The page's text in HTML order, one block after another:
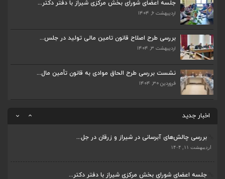
جلسه اعضای شورای بخش مرکزی شیراز با دفتر دکتر...
اردیبهشت ۶, ۱۴۰۴
بررسی طرح اصلاح قانون تامین مالی تولید در جلس...
اردیبهشت ۳, ۱۴۰۴
نشست بررسی طرح الحاق موادی به قانون تأمین مال...
فروردین ۳۰, ۱۴۰۴
اخبار جدید
پیگیری دکتر قادری و سایر نمایندگان شیراز ارتق...
اردیبهشت ۲۳, ۱۴۰۴
ضرورت تکمیل قطعات ۷ و ۸ آزادراه شیراز به اصفه...
اردیبهشت ۲۳, ۱۴۰۴
بررسی چالش‌های آبرسانی در شیراز و زرقان در جل...
اردیبهشت ۱۱, ۱۴۰۴
جلسه اعضای شورای بخش مرکزی شیراز با دفتر دکتر...
ضرورت تکمیل قطعات ۷ و ۸ آزادراه شیراز به اصفه...